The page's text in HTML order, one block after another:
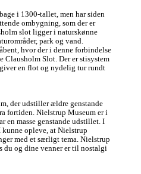
film eller en løbetur,
må du meget gerne
skrive.
i 1300-tallet, men har siden
ombygning, som der er
slot ligger i naturskønne
park og vand.
hvor der i denne forbindelse
Clausholm Slot. Der er stisystem
en flot og nydelig tur rundt
der udstiller ældre genstande
fortiden. Nielstrup Museum er i
en masse genstande udstillet. I
opleve, at Nielstrup
med et særligt tema. Nielstrup
du og dine venner er til nostalgi